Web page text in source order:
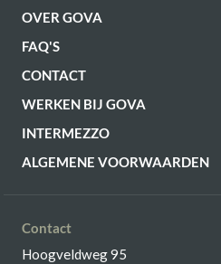
OVER GOVA
FAQ'S
CONTACT
WERKEN BIJ GOVA
INTERMEZZO
ALGEMENE VOORWAARDEN
Contact
Hoogveldweg 95